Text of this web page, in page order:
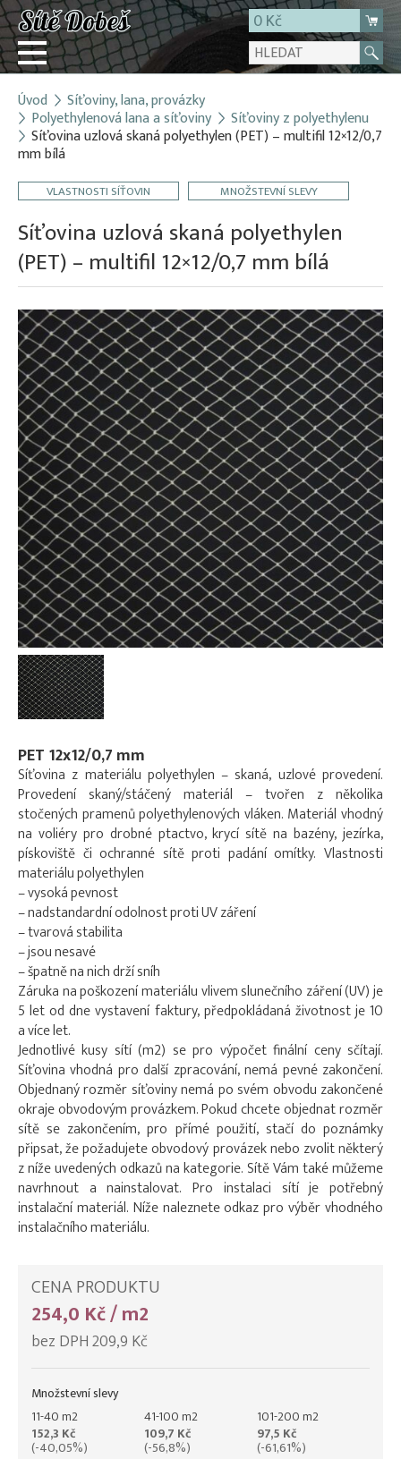
0 Kč
Přihlásit
Registrace
O firmě
Kontakt
Úvod Síťoviny, lana, provázky
Polyethylenová lana a síťoviny Síťoviny z polyethylenu
Síťovina uzlová skaná polyethylen (PET) – multifil 12×12/0,7
mm bílá
VLASTNOSTI SÍŤOVIN MNOŽSTEVNÍ SLEVY
Síťovina uzlová skaná polyethylen
(PET) – multifil 12×12/0,7 mm bílá
PET 12x12/0,7 mm
Síťovina z materiálu polyethylen – skaná, uzlové provedení.
Provedení skaný/stáčený materiál – tvořen z několika
stočených pramenů polyethylenových vláken. Materiál vhodný
na voliéry pro drobné ptactvo, krycí sítě na bazény, jezírka,
pískoviště či ochranné sítě proti padání omítky. Vlastnosti
materiálu polyethylen
– vysoká pevnost
– nadstandardní odolnost proti UV záření
– tvarová stabilita
– jsou nesavé
– špatně na nich drží sníh
Záruka na poškození materiálu vlivem slunečního záření (UV) je
5 let od dne vystavení faktury, předpokládaná životnost je 10
a více let.
Jednotlivé kusy sítí (m2) se pro výpočet finální ceny sčítají.
Síťovina vhodná pro další zpracování, nemá pevné zakončení.
Objednaný rozměr síťoviny nemá po svém obvodu zakončené
okraje obvodovým provázkem. Pokud chcete objednat rozměr
sítě se zakončením, pro přímé použití, stačí do poznámky
připsat, že požadujete obvodový provázek nebo zvolit některý
z níže uvedených odkazů na kategorie. Sítě Vám také můžeme
navrhnout a nainstalovat. Pro instalaci sítí je potřebný
instalační materiál. Níže naleznete odkaz pro výběr vhodného
instalačního materiálu.
CENA PRODUKTU
254,0 Kč / m2
bez DPH 209,9 Kč
Množstevní slevy
11-40 m2
152,3 Kč
(-40,05%)
41-100 m2
109,7 Kč
(-56,8%)
101-200 m2
97,5 Kč
(-61,61%)